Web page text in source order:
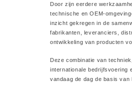
Door zijn eerdere
technische en OEM-
inzicht gekregen in de
fabrikanten, leveranciers,
ontwikkeling van producten
Deze combinatie van
internationale bedrijfsvoering
vandaag de dag de basis van